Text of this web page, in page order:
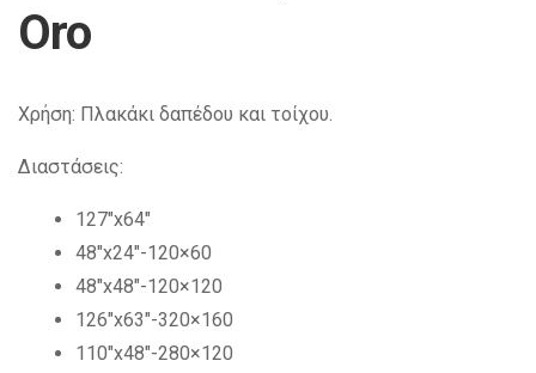
Oro
Χρήση: Πλακάκι δαπέδου και τοίχου.
Διαστάσεις:
127″x64″
48″x24″-120×60
48″x48″-120×120
126″x63″-320×160
110″x48″-280×120